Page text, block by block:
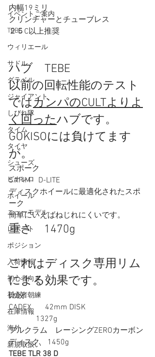
イベントご案内
TEBE
ウィリエール
サドル
グラベル
ジャイアント
しびれ隊
タイム
タイヤ
シューズ
ピナレロ
ホイール
ニューモデル
レポート
ポジション
入荷情報
初心者向き
初心者朝練
在庫情報
海外
新規取扱い
内幅19ミリ
クリンチャーとチューブレス
２５C以上推奨
ハブ　TEBE
以前の回転性能のテスト
ではカンパのCULTよりよ
く回ったハブです。
GOKISOには負けてます
が。
スポーク
SAPIM　D-LITE
ディスクホイールに最適化されたスポ
ーク
簡単にいえばねじれにくいです。
重さ　1470g
これはディスク専用リム
による効果です。
比較
CADEX   　42mm DISK
              1327g
フルクラム　レーシングZEROカーボン
ディスク    1450g
TEBE TLR 38 D